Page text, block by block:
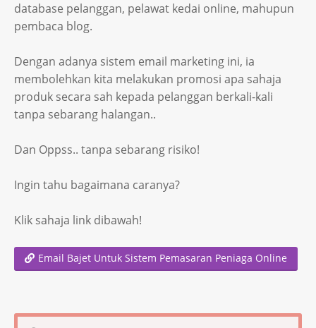
database pelanggan, pelawat kedai online, mahupun
pembaca blog.
Dengan adanya sistem email marketing ini, ia
membolehkan kita melakukan promosi apa sahaja
produk secara sah kepada pelanggan berkali-kali
tanpa sebarang halangan..
Dan Oppss.. tanpa sebarang risiko!
Ingin tahu bagaimana caranya?
Klik sahaja link dibawah!
Email Bajet Untuk Sistem Pemasaran Peniaga Online